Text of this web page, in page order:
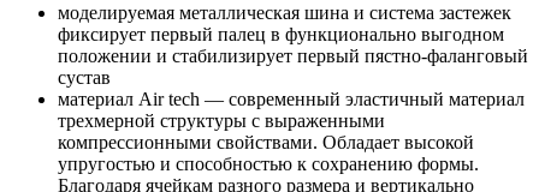
моделируемая металлическая шина и система застежек
фиксирует первый палец в функционально выгодном
положении и стабилизирует первый пястно-фаланговый
сустав
материал Air tech — современный эластичный материал
трехмерной структуры с выраженными
компрессионными свойствами. Обладает высокой
упругостью и способностью к сохранению формы.
Благодаря ячейкам разного размера и вертикально